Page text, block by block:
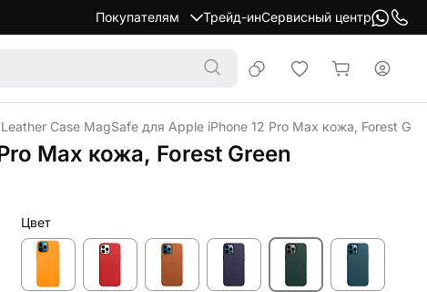
Покупателям Трейд-инСервисный центр
Case MagSafe для Apple iPhone 12 Pro Max кожа, Forest
Max кожа, Forest Green
Цвет